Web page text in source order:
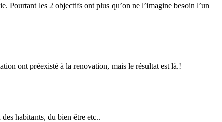
Pourtant les 2 objectifs ont plus qu’on ne l’imagine besoin l’un
ont préexisté à la renovation, mais le résultat est là.!
habitants, du bien être etc..